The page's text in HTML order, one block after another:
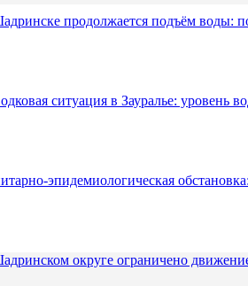
продолжается подъём воды:
ситуация в Зауралье: уровень
эпидемиологическая
округе ограничено